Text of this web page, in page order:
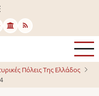
Πόλεις Της Ελλάδος